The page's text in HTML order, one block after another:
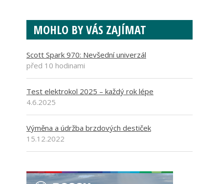
MOHLO BY VÁS ZAJÍMAT
Scott Spark 970: Nevšední univerzál
před 10 hodinami
Test elektrokol 2025 – každý rok lépe
4.6.2025
Výměna a údržba brzdových destiček
15.12.2022